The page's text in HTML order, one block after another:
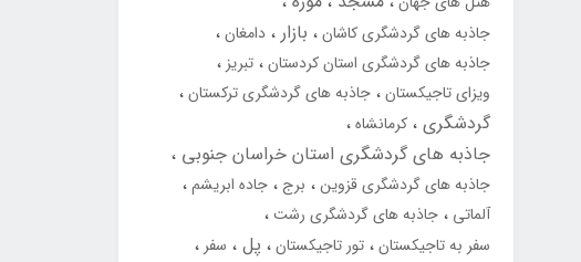
جاذبه های گردشگری کاشان بازار دامغان
جاذبه های گردشگری استان کردستان تبریز
ویزای تاجیکستان جاذبه های گردشگری ترکستان
گردشگری کرمانشاه
جاذبه های گردشگری استان خراسان جنوبی
جاذبه های گردشگری قزوین برج جاده ابریشم
آلماتی جاذبه های گردشگری رشت
سفر به تاجیکستان تور تاجیکستان پل سفر